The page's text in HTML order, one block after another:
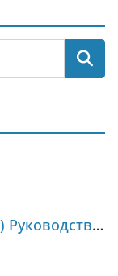
Volkswagen Passat B5 (1996-2000) Руководство по ремонту и техническому обслуживанию